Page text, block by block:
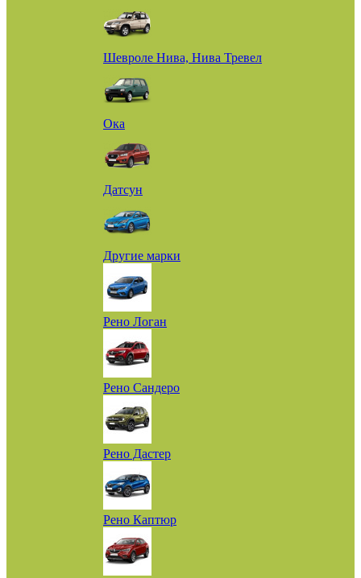
Шевроле Нива, Нива Тревел
Ока
Датсун
Другие марки
Рено Логан
Рено Сандеро
Рено Дастер
Рено Каптюр